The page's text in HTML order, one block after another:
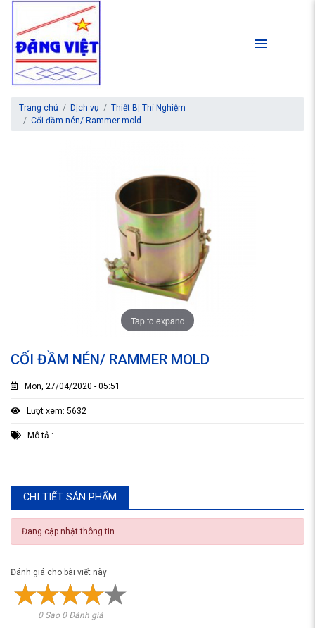
Trang chủ Dịch vụ
Thiết Bị Thí Nghiệm
Cối đầm nén/ Rammer mold
Tap to expand
CỐI ĐẦM NÉN/ RAMMER MOLD
Mon, 27/04/2020 - 05:51
Lượt xem: 5632
Mô tả :
CHI TIẾT SẢN PHẨM
Đang cập nhật thông tin . . .
Đánh giá cho bài viết này
0 Sao 0 Đánh giá